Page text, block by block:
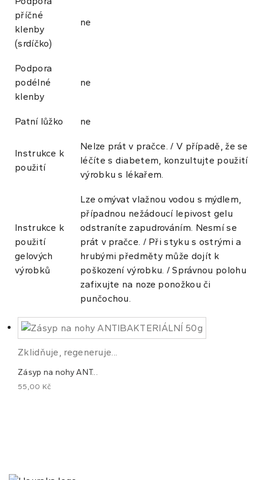
příčné
klenby
(srdíčko)
ne
Podpora
podélné
klenby
ne
Patní lůžko ne
Instrukce k
použití
Nelze prát v pračce. / V případě, že se
léčíte s diabetem, konzultujte použití
výrobku s lékařem.
Instrukce k
použití
gelových
výrobků
Lze omývat vlažnou vodou s mýdlem,
případnou nežádoucí lepivost gelu
odstraníte zapudrováním. Nesmí se
prát v pračce. / Při styku s ostrými a
hrubými předměty může dojít k
poškození výrobku. / Správnou polohu
zafixujte na noze ponožkou či
punčochou.
Zklidňuje, regeneruje...
Zásyp na nohy ANT...
55,00 Kč